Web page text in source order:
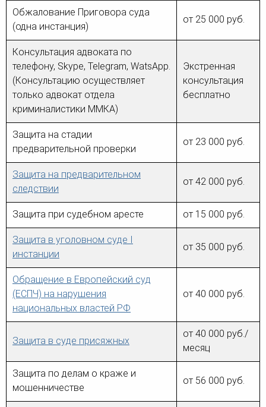
Обжалование Приговора суда
(одна инстанция)
от 25 000 руб.
Консультация адвоката по
телефону, Skype, Telegram, WatsApp.
(Консультацию осуществляет
только адвокат отдела
криминалистики ММКА)
Экстренная
консультация
бесплатно
Защита на стадии
предварительной проверки
от 23 000 руб.
Защита на предварительном
следствии
от 42 000 руб.
Защита при судебном аресте от 15 000 руб.
Защита в уголовном суде I
инстанции
от 35 000 руб.
Обращение в Европейский суд
(ЕСПЧ) на нарушения
национальных властей РФ
от 40 000 руб.
Защита в суде присяжных
от 40 000 руб./
месяц
Защита по делам о краже и
мошенничестве
от 56 000 руб.